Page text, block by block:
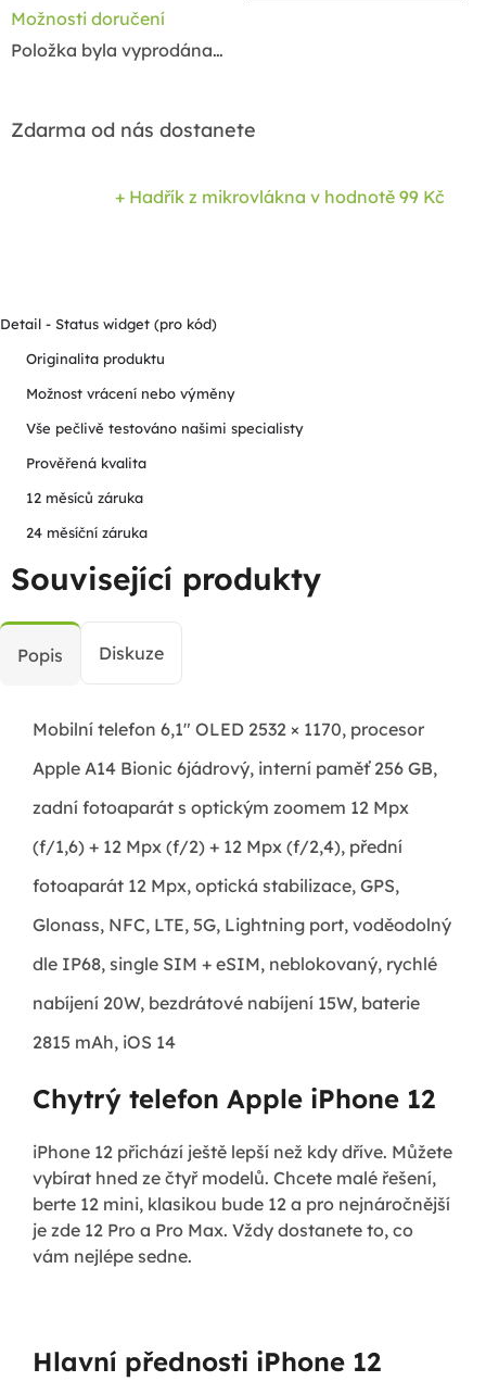
Možnosti doručení
Položka byla vyprodána…
Zdarma od nás dostanete
+ Hadřík z mikrovlákna v hodnotě 99 Kč
Detail - Status widget (pro kód)
Originalita produktu
Možnost vrácení nebo výměny
Vše pečlivě testováno našimi specialisty
Prověřená kvalita
12 měsíců záruka
24 měsíční záruka
Související produkty
Popis Diskuze
Mobilní telefon 6,1" OLED 2532 × 1170, procesor
Apple A14 Bionic 6jádrový, interní paměť 256 GB,
zadní fotoaparát s optickým zoomem 12 Mpx
(f/1,6) + 12 Mpx (f/2) + 12 Mpx (f/2,4), přední
fotoaparát 12 Mpx, optická stabilizace, GPS,
Glonass, NFC, LTE, 5G, Lightning port, voděodolný
dle IP68, single SIM + eSIM, neblokovaný, rychlé
nabíjení 20W, bezdrátové nabíjení 15W, baterie
2815 mAh, iOS 14
Chytrý telefon Apple iPhone 12
iPhone 12 přichází ještě lepší než kdy dříve. Můžete
vybírat hned ze čtyř modelů. Chcete malé řešení,
berte 12 mini, klasikou bude 12 a pro nejnáročnější
je zde 12 Pro a Pro Max. Vždy dostanete to, co
vám nejlépe sedne.
Hlavní přednosti iPhone 12